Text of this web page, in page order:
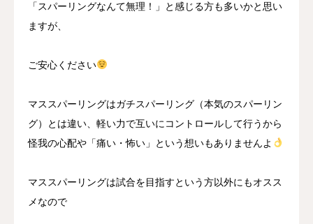
「スパーリングなんて無理！」と感じる方も多いかと思い
ますが、
ご安心ください
マススパーリングはガチスパーリング（本気のスパーリン
グ）とは違い、軽い力で互いにコントロールして行うから
怪我の心配や「痛い・怖い」という想いもありませんよ
マススパーリングは試合を目指すという方以外にもオスス
メなので